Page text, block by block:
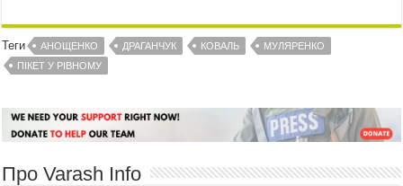
Теги АНОЩЕНКО ДРАГАНЧУК КОВАЛЬ
МУЛЯРЕНКО
ПІКЕТ У РІВНОМУ
Про Varash Info